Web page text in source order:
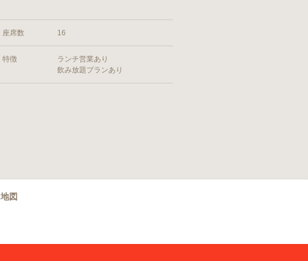
座席数 16
特徴
ランチ営業あり
飲み放題プランあり
地図